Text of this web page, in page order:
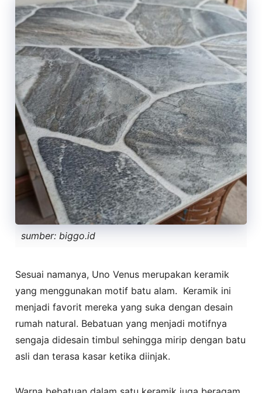
sumber: biggo.id
Sesuai namanya, Uno Venus merupakan keramik
yang menggunakan motif batu alam. Keramik ini
menjadi favorit mereka yang suka dengan desain
rumah natural. Bebatuan yang menjadi motifnya
sengaja didesain timbul sehingga mirip dengan batu
asli dan terasa kasar ketika diinjak.